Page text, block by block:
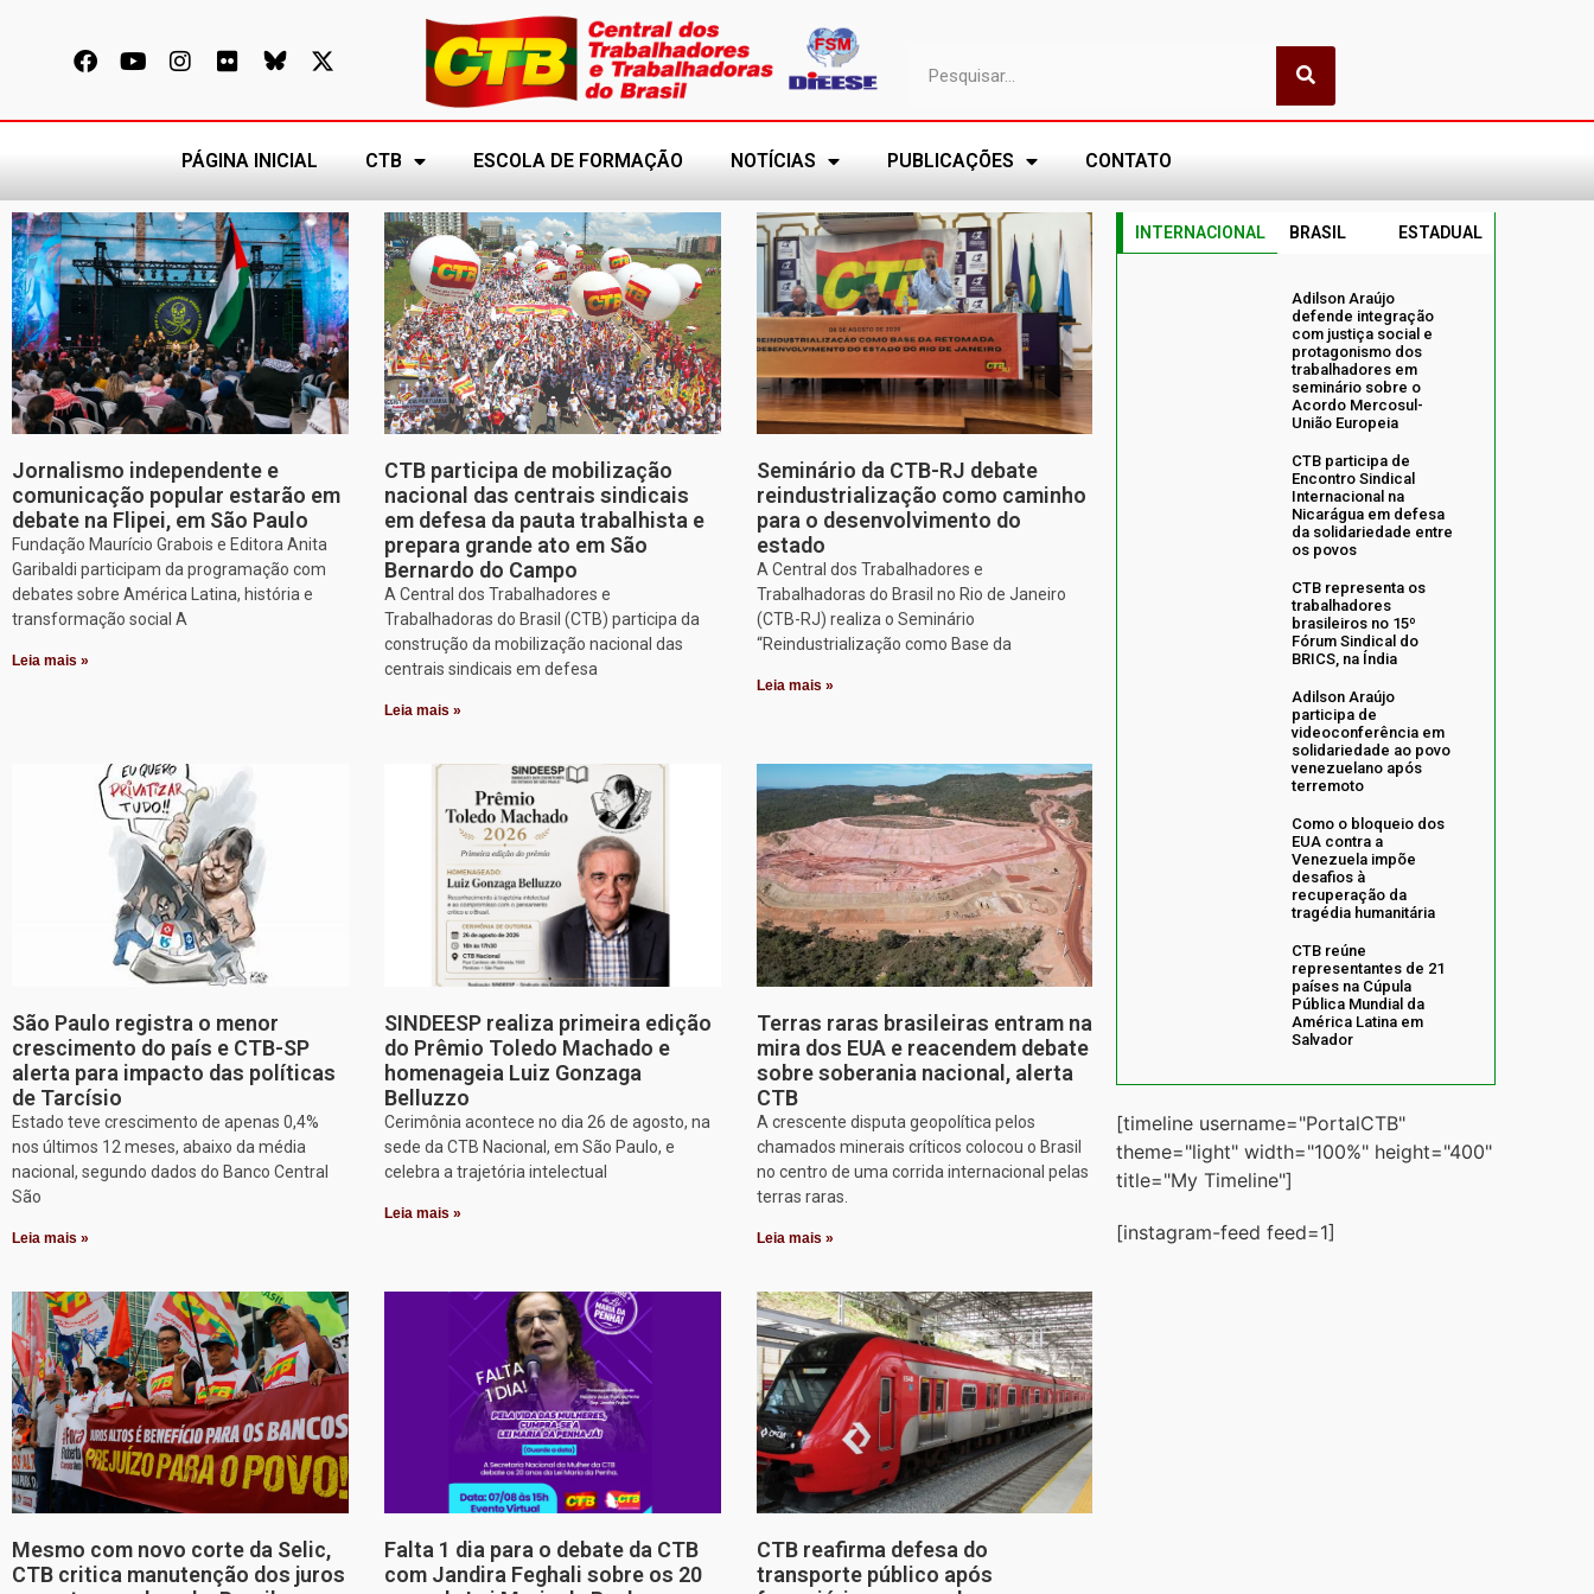
PÁGINA INICIAL CTB ESCOLA DE FORMAÇÃO NOTÍCIAS PUBLICAÇÕES CONTATO
Jornalismo independente e
comunicação popular estarão em
debate na Flipei, em São Paulo
Fundação Maurício Grabois e Editora Anita
Garibaldi participam da programação com
debates sobre América Latina, história e
transformação social A
Leia mais »
CTB participa de mobilização
nacional das centrais sindicais
em defesa da pauta trabalhista e
prepara grande ato em São
Bernardo do Campo
A Central dos Trabalhadores e
Trabalhadoras do Brasil (CTB) participa da
construção da mobilização nacional das
centrais sindicais em defesa
Leia mais »
Seminário da CTB-RJ debate
reindustrialização como caminho
para o desenvolvimento do
estado
A Central dos Trabalhadores e
Trabalhadoras do Brasil no Rio de Janeiro
(CTB-RJ) realiza o Seminário
“Reindustrialização como Base da
Leia mais »
São Paulo registra o menor
crescimento do país e CTB-SP
alerta para impacto das políticas
de Tarcísio
Estado teve crescimento de apenas 0,4%
nos últimos 12 meses, abaixo da média
nacional, segundo dados do Banco Central
São
Leia mais »
SINDEESP realiza primeira edição
do Prêmio Toledo Machado e
homenageia Luiz Gonzaga
Belluzzo
Cerimônia acontece no dia 26 de agosto, na
sede da CTB Nacional, em São Paulo, e
celebra a trajetória intelectual
Leia mais »
Terras raras brasileiras entram na
mira dos EUA e reacendem debate
sobre soberania nacional, alerta
CTB
A crescente disputa geopolítica pelos
chamados minerais críticos colocou o Brasil
no centro de uma corrida internacional pelas
terras raras.
Leia mais »
Mesmo com novo corte da Selic,
CTB critica manutenção dos juros
Falta 1 dia para o debate da CTB
com Jandira Feghali sobre os 20
CTB reafirma defesa do
transporte público após
INTERNACIONAL BRASIL ESTADUAL
Adilson Araújo
defende integração
com justiça social e
protagonismo dos
trabalhadores em
seminário sobre o
Acordo Mercosul-
União Europeia
CTB participa de
Encontro Sindical
Internacional na
Nicarágua em defesa
da solidariedade entre
os povos
CTB representa os
trabalhadores
brasileiros no 15º
Fórum Sindical do
BRICS, na Índia
Adilson Araújo
participa de
videoconferência em
solidariedade ao povo
venezuelano após
terremoto
Como o bloqueio dos
EUA contra a
Venezuela impõe
desafios à
recuperação da
tragédia humanitária
CTB reúne
representantes de 21
países na Cúpula
Pública Mundial da
América Latina em
Salvador
[timeline username="PortalCTB"
theme="light" width="100%" height="400"
title="My Timeline"]
[instagram-feed feed=1]